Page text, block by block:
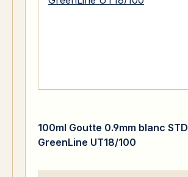
100ml Goutte 0.9mm blanc STD
GreenLine UT18/100